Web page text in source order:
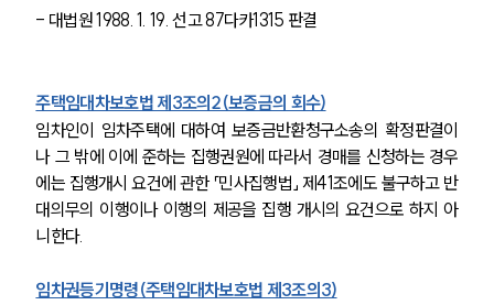
- 대법원 1988. 1. 19. 선고 87다카1315 판결
주택임대차보호법 제3조의2(보증금의 회수)
임차인이 임차주택에 대하여 보증금반환청구소송의 확정판결이
나 그 밖에 이에 준하는 집행권원에 따라서 경매를 신청하는 경우
에는 집행개시 요건에 관한 「민사집행법」 제41조에도 불구하고 반
대의무의 이행이나 이행의 제공을 집행 개시의 요건으로 하지 아
니한다.
임차권등기명령(주택임대차보호법 제3조의3)